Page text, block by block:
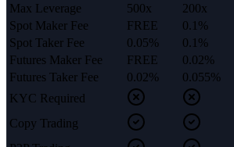
Max Leverage
500x
200x
Spot Maker Fee
FREE
0.1%
Spot Taker Fee
0.05%
0.1%
Futures Maker Fee
FREE
0.02%
Futures Taker Fee
0.02%
0.055%
KYC Required
Copy Trading